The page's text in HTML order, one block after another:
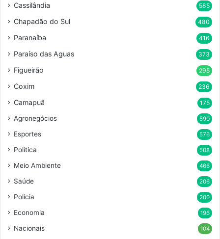
Cassilândia 585
Chapadão do Sul 480
Paranaíba 416
Paraíso das Aguas 373
Figueirão 295
Coxim 236
Camapuã 175
Agronegócios 590
Esportes 576
Política 508
Meio Ambiente 466
Saúde 206
Polícia 200
Economia 196
Nacionais 104